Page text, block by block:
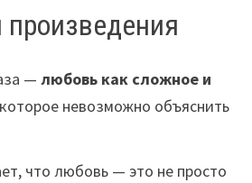
— любовь как сложное и
невозможно объяснить
что любовь — это не просто